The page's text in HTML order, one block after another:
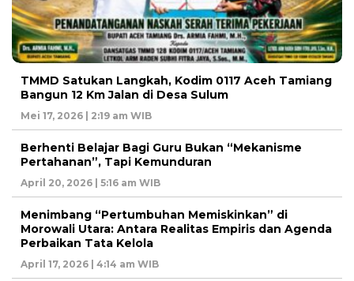
TMMD Satukan Langkah, Kodim 0117 Aceh Tamiang
Bangun 12 Km Jalan di Desa Sulum
Mei 17, 2026 | 2:19 am WIB
Berhenti Belajar Bagi Guru Bukan “Mekanisme
Pertahanan”, Tapi Kemunduran
April 20, 2026 | 5:16 am WIB
Menimbang “Pertumbuhan Memiskinkan” di
Morowali Utara: Antara Realitas Empiris dan Agenda
Perbaikan Tata Kelola
April 17, 2026 | 4:14 am WIB